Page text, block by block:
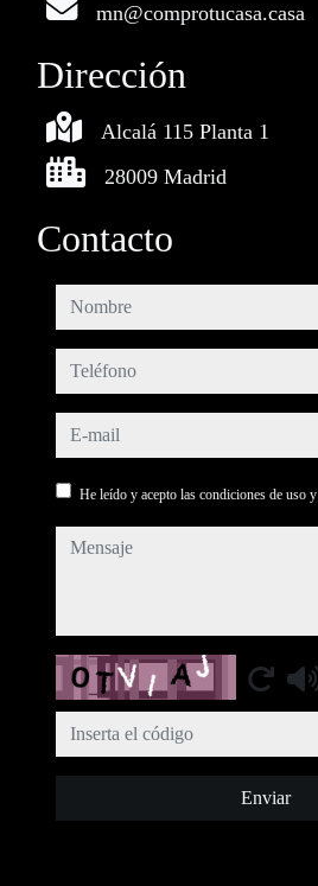
mn@comprotucasa.casa
Dirección
Alcalá 115 Planta 1
28009 Madrid
Contacto
nombre
teléfono
e-mail
He leído y acepto las condiciones de uso y
mensaje
Captcha
Enviar